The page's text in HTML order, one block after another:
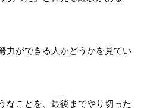
力ができる人かどうかを見てい
なことを、最後までやり切った